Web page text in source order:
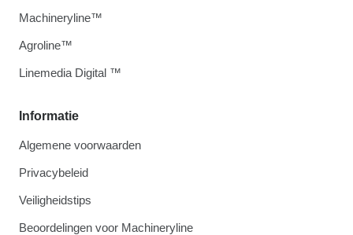
Informatie
Algemene voorwaarden
Privacybeleid
Veiligheidstips
Beoordelingen voor Machineryline
Machineryline™
Agroline™
Linemedia Digital ™